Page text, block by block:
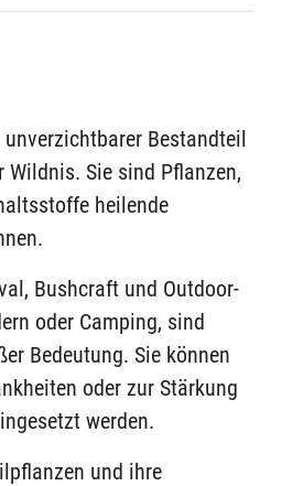
Bestandteil
Wildnis. Sie sind Pflanzen,
heilende
Bushcraft und Outdoor-
oder Camping, sind
Bedeutung. Sie können
oder zur Stärkung
werden.
und ihre